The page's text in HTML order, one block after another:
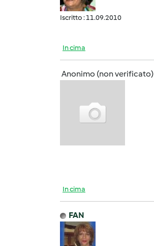
Iscritto : 11.09.2010
In cima
Anonimo (non verificato)
In cima
FAN